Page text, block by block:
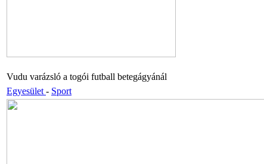
Vudu varázsló a togói futball betegágyánál
Egyesület - Sport